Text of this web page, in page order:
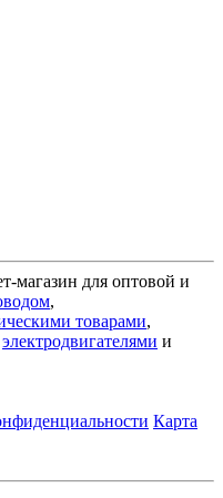
магазин для оптовой и
,
товарами,
электродвигателями и
Карта